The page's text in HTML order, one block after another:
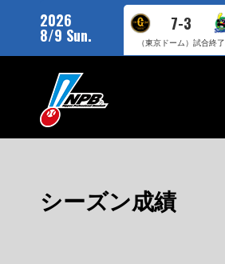
2026
8/9 Sun.
7-3
（東京ドーム）試合終了
シーズン成績